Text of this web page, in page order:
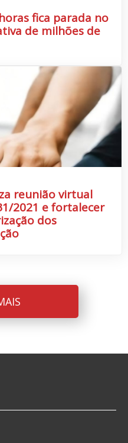
fica parada no
de milhões de
reunião virtual
2021 e fortalecer
dos